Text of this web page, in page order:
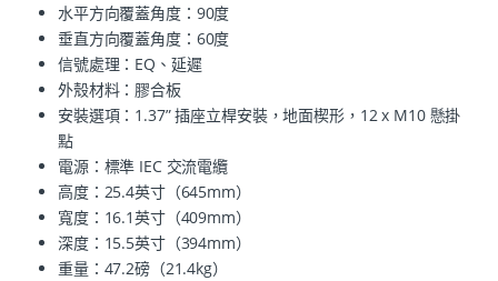
水平方向覆蓋角度：90度
垂直方向覆蓋角度：60度
信號處理：EQ、延遲
外殼材料：膠合板
安裝選項：1.37” 插座立桿安裝，地面楔形，12 x M10 懸掛
點
電源：標準 IEC 交流電纜
高度：25.4英寸（645mm）
寬度：16.1英寸（409mm）
深度：15.5英寸（394mm）
重量：47.2磅（21.4kg）